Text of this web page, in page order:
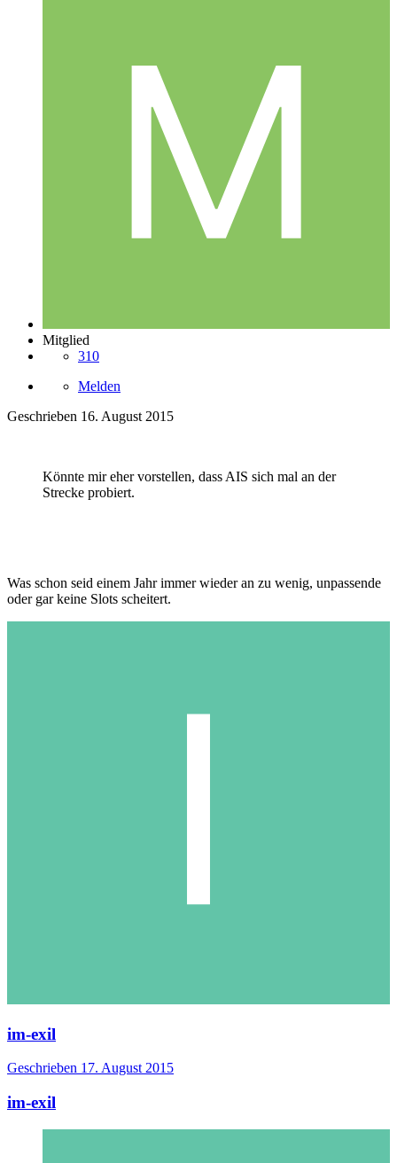
Mitglied
310
Melden
Geschrieben 16. August 2015
Könnte mir eher vorstellen, dass AIS sich mal an der
Strecke probiert.
Was schon seid einem Jahr immer wieder an zu wenig, unpassende
oder gar keine Slots scheitert.
im-exil
Geschrieben 17. August 2015
im-exil